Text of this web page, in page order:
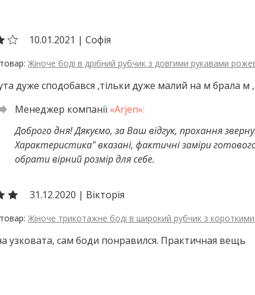
10.01.2021 | Софія
Жіноче боді в дрібний рубчик з довгими рукавами
дуже сподобався ,тільки дуже малий на м брала м
Доброго дня! Дякуємо, за Ваш відгук, прохання
Характеристика" вказані, фактичні заміри
обрати вірний розмір для себе.
31.12.2020 | Вікторія
Жіноче трикотажне боді в широкий рубчик з
узковата, сам боди понравился. Практичная вещь